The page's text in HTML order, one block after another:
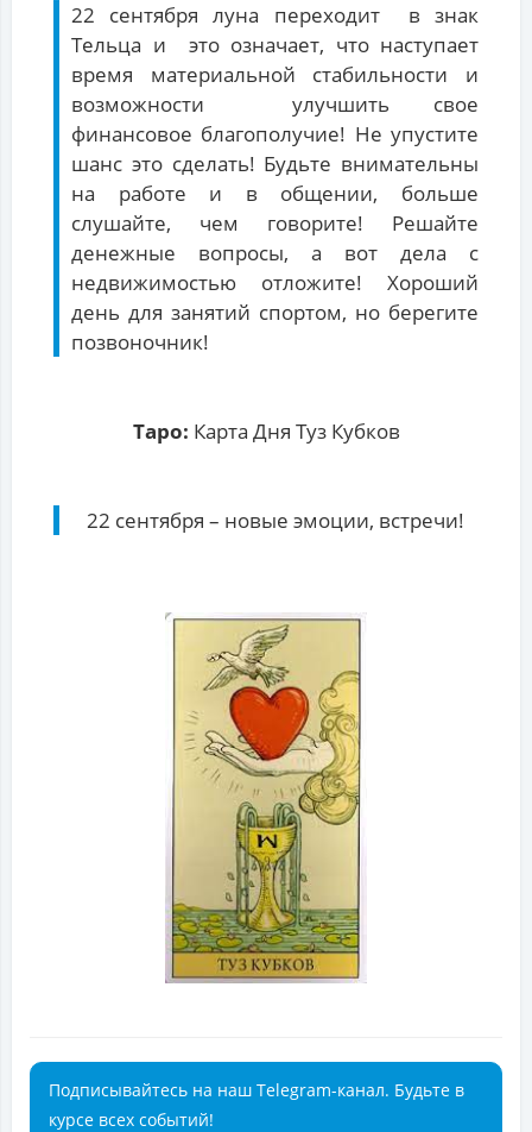
22 сентября луна переходит в знак
Тельца и это означает, что наступает
время материальной стабильности и
возможности улучшить свое
финансовое благополучие! Не упустите
шанс это сделать! Будьте внимательны
на работе и в общении, больше
слушайте, чем говорите! Решайте
денежные вопросы, а вот дела с
недвижимостью отложите! Хороший
день для занятий спортом, но берегите
позвоночник!
Таро: Карта Дня Туз Кубков
22 сентября – новые эмоции, встречи!
Подписывайтесь на наш Telegram-канал. Будьте в
курсе всех событий!